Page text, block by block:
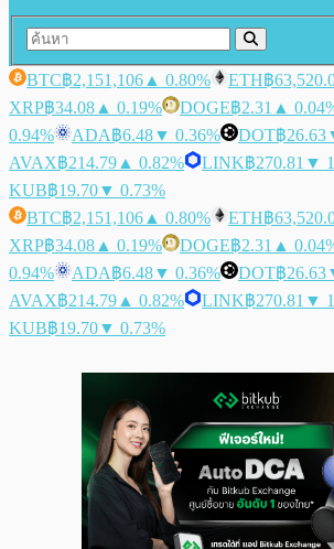
BTC฿2,151,106 ▲ 0.80% ETH฿
XRP฿34.08 ▲ 0.19% DOGE฿2.31 ▲
0.94%
ADA฿6.48▼ 0.36% DOT฿26.63
AVAX฿214.79 ▲ 0.82% LINK฿270.81 ▼
KUB฿19.70▼ 0.73%
BTC฿2,151,106 ▲ 0.80% ETH฿
XRP฿34.08 ▲ 0.19% DOGE฿2.31 ▲
0.94%
ADA฿6.48▼ 0.36% DOT฿26.63
AVAX฿214.79 ▲ 0.82% LINK฿270.81 ▼
KUB฿19.70▼ 0.73%